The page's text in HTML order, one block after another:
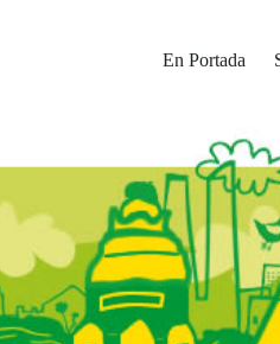
En Portada